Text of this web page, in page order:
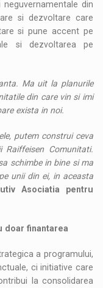
din
si dezvoltare care
si pune accent pe
si dezvoltarea pe
Ma uit la planurile
din care vin si imi
exista in noi.
putem construi ceva
Comunitati.
schimbe in bine si ma
unii din ei, in aceasta
Asociatia pentru
doar finantarea
a programului,
ci initiative care
la consolidarea